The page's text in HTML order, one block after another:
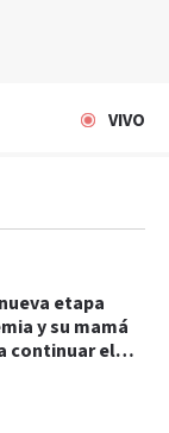
VIVO
etapa
y su mamá
continuar el